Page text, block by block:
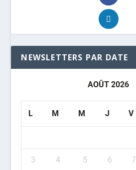
NEWSLETTERS PAR DATE
AOÛT 2026
L M M J V
3 4 5 6 7